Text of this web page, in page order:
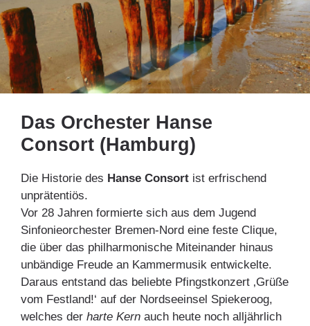
Das Orchester Hanse
Consort (Hamburg)
Die Historie des Hanse Consort ist erfrischend
unprätentiös.
Vor 28 Jahren formierte sich aus dem Jugend
Sinfonieorchester Bremen-Nord eine feste Clique,
die über das philharmonische Miteinander hinaus
unbändige Freude an Kammermusik entwickelte.
Daraus entstand das beliebte Pfingstkonzert ‚Grüße
vom Festland!‘ auf der Nordseeinsel Spiekeroog,
welches der harte Kern auch heute noch alljährlich